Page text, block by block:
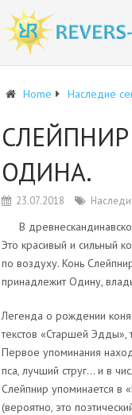
Home Наследие
ОДИНА.
23.07.2018
В
Это красивый и сильный
по воздуху. Конь
принадлежит Одину,
Легенда о рождении коня
текстов «Старшей Эдды»,
Первое упоминания
пса, лучший струг… и в
Слейпнир упоминается в
(вероятно, это